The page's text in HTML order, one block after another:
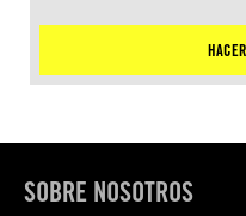
SOBRE NOSOTROS